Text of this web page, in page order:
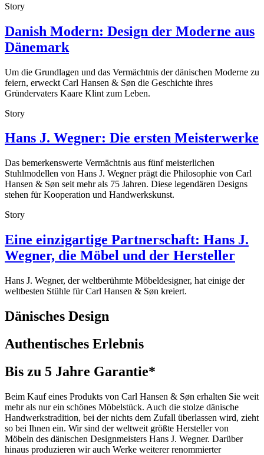
Story
Danish Modern: Design der Moderne aus
Dänemark
Um die Grundlagen und das Vermächtnis der dänischen Moderne zu
feiern, erweckt Carl Hansen & Søn die Geschichte ihres
Gründervaters Kaare Klint zum Leben.
Story
Hans J. Wegner: Die ersten Meisterwerke
Das bemerkenswerte Vermächtnis aus fünf meisterlichen
Stuhlmodellen von Hans J. Wegner prägt die Philosophie von Carl
Hansen & Søn seit mehr als 75 Jahren. Diese legendären Designs
stehen für Kooperation und Handwerkskunst.
Story
Eine einzigartige Partnerschaft: Hans J.
Wegner, die Möbel und der Hersteller
Hans J. Wegner, der weltberühmte Möbeldesigner, hat einige der
weltbesten Stühle für Carl Hansen & Søn kreiert.
Dänisches Design
Authentisches Erlebnis
Bis zu 5 Jahre Garantie*
Beim Kauf eines Produkts von Carl Hansen & Søn erhalten Sie weit
mehr als nur ein schönes Möbelstück. Auch die stolze dänische
Handwerkstradition, bei der nichts dem Zufall überlassen wird, zieht
so bei Ihnen ein. Wir sind der weltweit größte Hersteller von
Möbeln des dänischen Designmeisters Hans J. Wegner. Darüber
hinaus produzieren wir auch Werke weiterer renommierter